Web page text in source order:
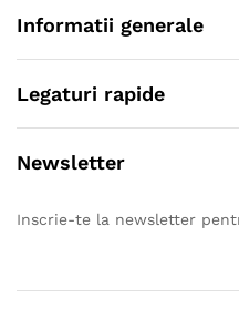
Informatii generale
Legaturi rapide
Newsletter
Inscrie-te la newsletter